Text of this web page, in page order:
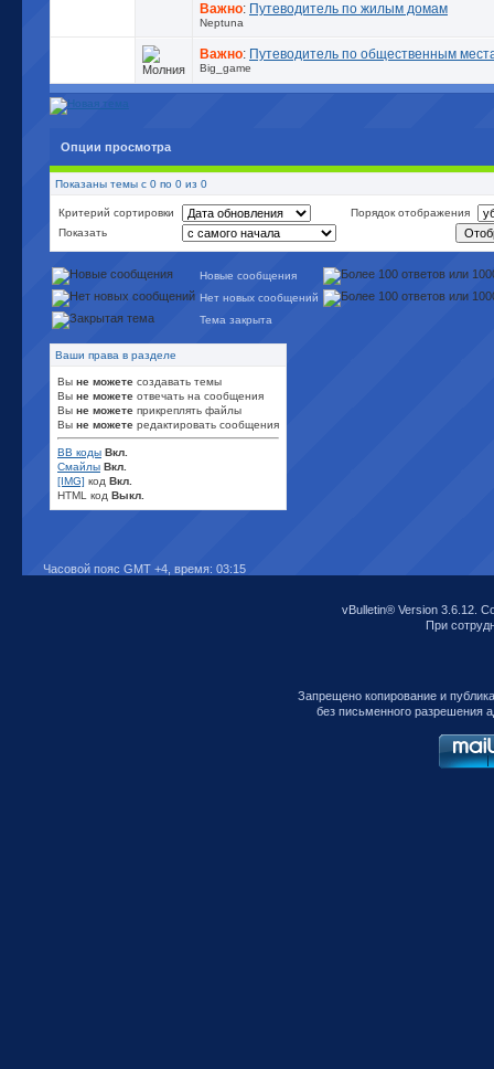
Важно: Путеводитель по жилым домам
Neptuna
Важно: Путеводитель по общественным
Big_game
Опции просмотра
Показаны темы с 0 по 0 из 0
Критерий сортировки
Порядок отображения
Показать
Новые сообщения
Нет новых сообщений
Тема закрыта
Ваши права в разделе
Вы не можете создавать темы
Вы не можете отвечать на сообщения
Вы не можете прикреплять файлы
Вы не можете редактировать сообщения
BB коды Вкл.
Смайлы Вкл.
[IMG] код Вкл.
HTML код Выкл.
Часовой пояс GMT +4, время: 03:15
vBulletin® Version 3.6.12.
При
Запрещено копирование и
без письменного разрешения